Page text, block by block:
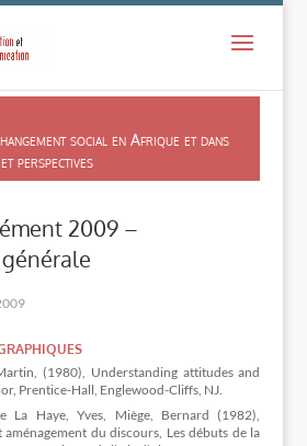
social en Afrique et dans
perspectives
2009 –
(1980), Understanding attitudes and
Prentice-Hall, Englewood-Cliffs, NJ.
La Haye, Yves, Miège, Bernard (1982),
du discours, Les débuts de la